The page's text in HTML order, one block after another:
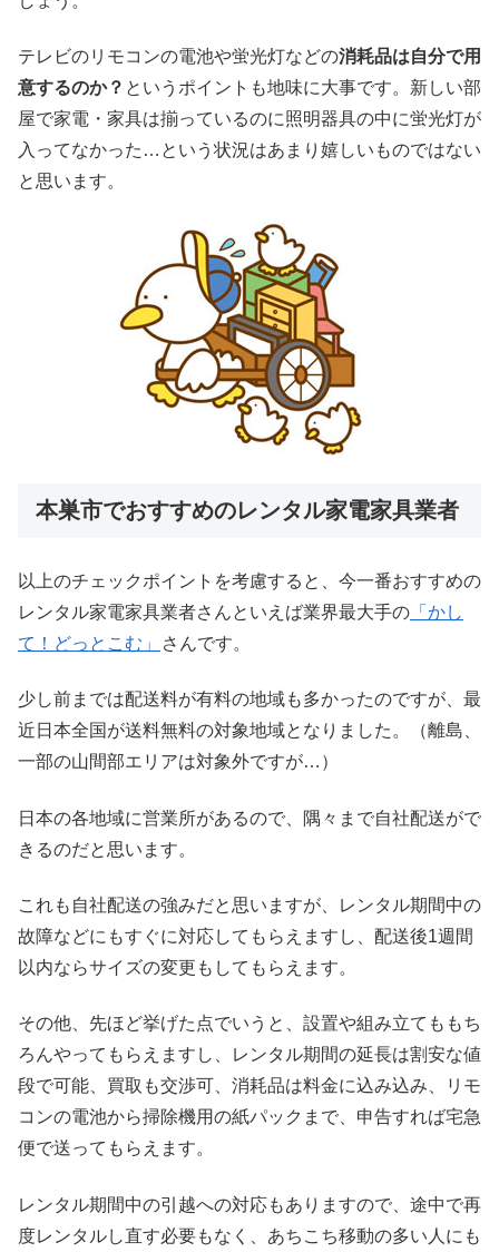
テレビのリモコンの電池や蛍光灯などの消耗品は自分で用
意するのか？ というポイントも地味に大事です。新しい部
屋で家電・家具は揃っているのに照明器具の中に蛍光灯が
入ってなかった…という状況はあまり嬉しいものではない
と思います。
本巣市でおすすめのレンタル家電家具業者
以上のチェックポイントを考慮すると、今一番おすすめの
レンタル家電家具業者さんといえば業界最大手の 「かし
て！どっとこむ」
さんです。
少し前までは配送料が有料の地域も多かったのですが、最
近日本全国が送料無料の対象地域となりました。（離島、
一部の山間部エリアは対象外ですが…）
日本の各地域に営業所があるので、隅々まで自社配送がで
きるのだと思います。
これも自社配送の強みだと思いますが、レンタル期間中の
故障などにもすぐに対応してもらえますし、配送後1週間
以内ならサイズの変更もしてもらえます。
その他、先ほど挙げた点でいうと、設置や組み立てももち
ろんやってもらえますし、レンタル期間の延長は割安な値
段で可能、買取も交渉可、消耗品は料金に込み込み、リモ
コンの電池から掃除機用の紙パックまで、申告すれば宅急
便で送ってもらえます。
レンタル期間中の引越への対応もありますので、途中で再
度レンタルし直す必要もなく、あちこち移動の多い人にも